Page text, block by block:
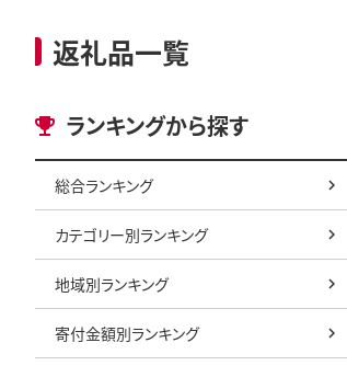
返礼品一覧
ランキングから探す
総合ランキング
カテゴリー別ランキング
地域別ランキング
寄付金額別ランキング